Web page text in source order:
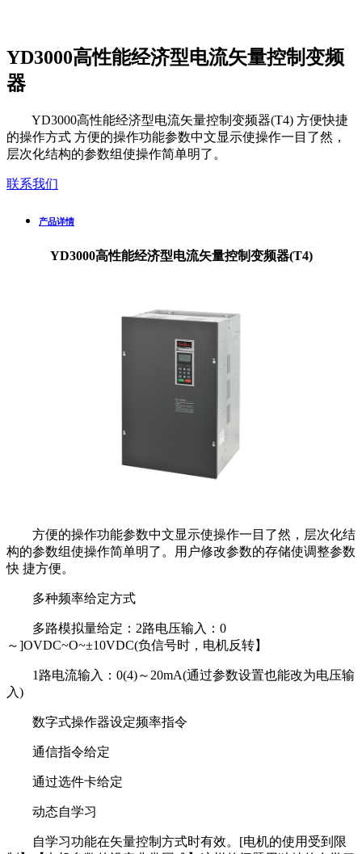
YD3000高性能经济型电流矢量控制变频
器
YD3000高性能经济型电流矢量控制变频器(T4) 方便快捷
的操作方式 方便的操作功能参数中文显示使操作一目了然，
层次化结构的参数组使操作简单明了。
联系我们
产品详情
YD3000高性能经济型电流矢量控制变频器(T4)
方便的操作功能参数中文显示使操作一目了然，层次化结
构的参数组使操作简单明了。用户修改参数的存储使调整参数
快 捷方便。
多种频率给定方式
多路模拟量给定：2路电压输入：0
～]OVDC~O~±10VDC(负信号时，电机反转】
1路电流输入：0(4)～20mA(通过参数设置也能改为电压输
入)
数字式操作器设定频率指令
通信指令给定
通过选件卡给定
动态自学习
自学习功能在矢量控制方式时有效。[电机的使用受到限